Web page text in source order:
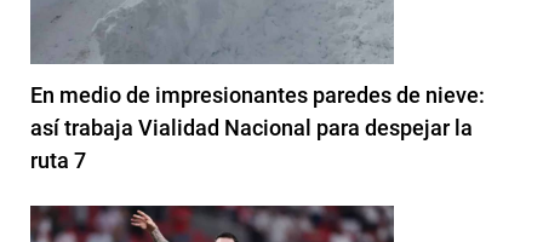
En medio de impresionantes paredes de nieve:
así trabaja Vialidad Nacional para despejar la
ruta 7